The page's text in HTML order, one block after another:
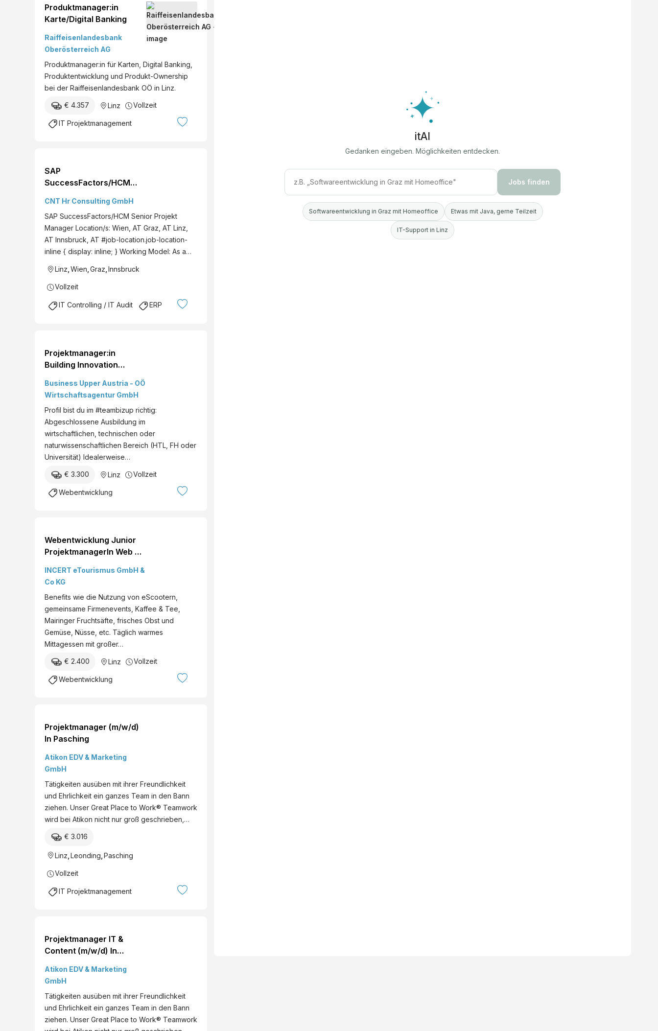
Produktmanager:in
Karte/Digital Banking
Raiffeisenlandesbank
Oberösterreich AG
Produktmanager:in für Karten, Digital Banking,
Produktentwicklung und Produkt-Ownership
bei der Raiffeisenlandesbank OÖ in Linz.
€ 4.357 Linz Vollzeit
IT Projektmanagement
SAP
SuccessFactors/HCM
CNT Hr Consulting GmbH
SAP SuccessFactors/HCM Senior Projekt
Manager Location/s: Wien, AT Graz, AT Linz,
AT Innsbruck, AT #job-location.job-location-
inline { display: inline; } Working Model: As a…
Linz Wien Graz Innsbruck
Vollzeit
IT Controlling / IT Audit ERP
Projektmanager:in
Building Innovation
Festanstellung
Business Upper Austria - OÖ
Wirtschaftsagentur GmbH
Profil bist du im #teambizup richtig:
Abgeschlossene Ausbildung im
wirtschaftlichen, technischen oder
naturwissenschaftlichen Bereich (HTL, FH oder
Universität) Idealerweise…
€ 3.300 Linz Vollzeit
Webentwicklung
Webentwicklung Junior
ProjektmanagerIn Web &
ab sofort All Genders
INCERT eTourismus GmbH &
Co KG
Benefits wie die Nutzung von eScootern,
gemeinsame Firmenevents, Kaffee & Tee,
Mairinger Fruchtsäfte, frisches Obst und
Gemüse, Nüsse, etc. Täglich warmes
Mittagessen mit großer…
€ 2.400 Linz Vollzeit
Webentwicklung
Projektmanager (m/w/d)
In Pasching
Atikon EDV & Marketing
GmbH
Tätigkeiten ausüben mit ihrer Freundlichkeit
und Ehrlichkeit ein ganzes Team in den Bann
ziehen. Unser Great Place to Work® Teamwork
wird bei Atikon nicht nur groß geschrieben,…
€ 3.016
Linz Leonding Pasching
Vollzeit
IT Projektmanagement
Projektmanager IT &
Content (m/w/d) In
Atikon EDV & Marketing
GmbH
Tätigkeiten ausüben mit ihrer Freundlichkeit
und Ehrlichkeit ein ganzes Team in den Bann
ziehen. Unser Great Place to Work® Teamwork
itAI
Gedanken eingeben. Möglichkeiten entdecken.
Jobs finden
Softwareentwicklung in Graz mit Homeoffice Etwas mit Java, gerne Teilzeit
IT-Support in Linz